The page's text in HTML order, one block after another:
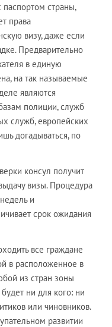
страны,
права
визу, даже если
Предварительно
в единую
на так называемые
являются
полиции, служб
служб, европейских
догадываться, по
консул получит
визы. Процедура
и
срок ожидания
все граждане
в расположенное в
из стран зоны
ни для кого: ни
или чиновников.
развитии